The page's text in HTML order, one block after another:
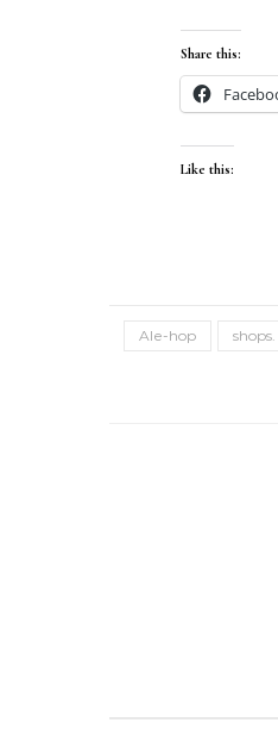
Share this:
Like this:
Ale-hop shops.